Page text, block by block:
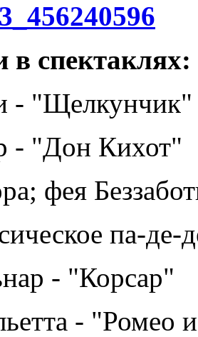
в спектаклях:
- "Щелкунчик"
- "Дон Кихот"
фея
па-
- "Корсар"
- "Ромео